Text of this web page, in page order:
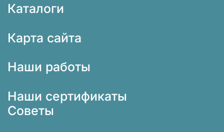
Каталоги
Карта сайта
Наши работы
Наши сертификаты
Советы